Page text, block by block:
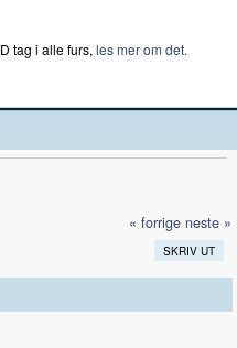
tag i alle furs, les mer om det.
« forrige neste »
SKRIV UT